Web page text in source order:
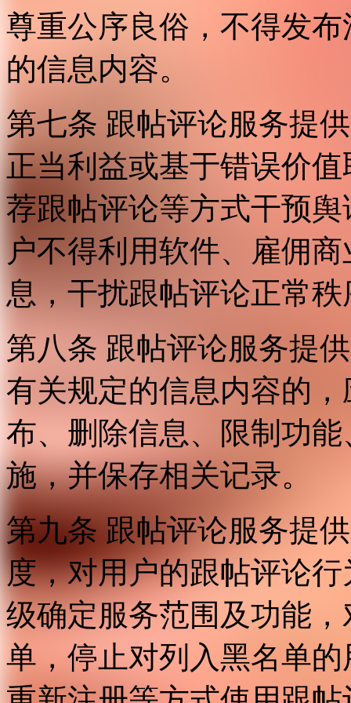
尊重公序良俗，不得发
的信息内容。
第七条 跟帖评论服务提
正当利益或基于错误价
荐跟帖评论等方式干预
户不得利用软件、雇佣
息，干扰跟帖评论正常
第八条 跟帖评论服务提
有关规定的信息内容的
布、删除信息、限制功
施，并保存相关记录。
第九条 跟帖评论服务提
度，对用户的跟帖评论
级确定服务范围及功能
单，停止对列入黑名单